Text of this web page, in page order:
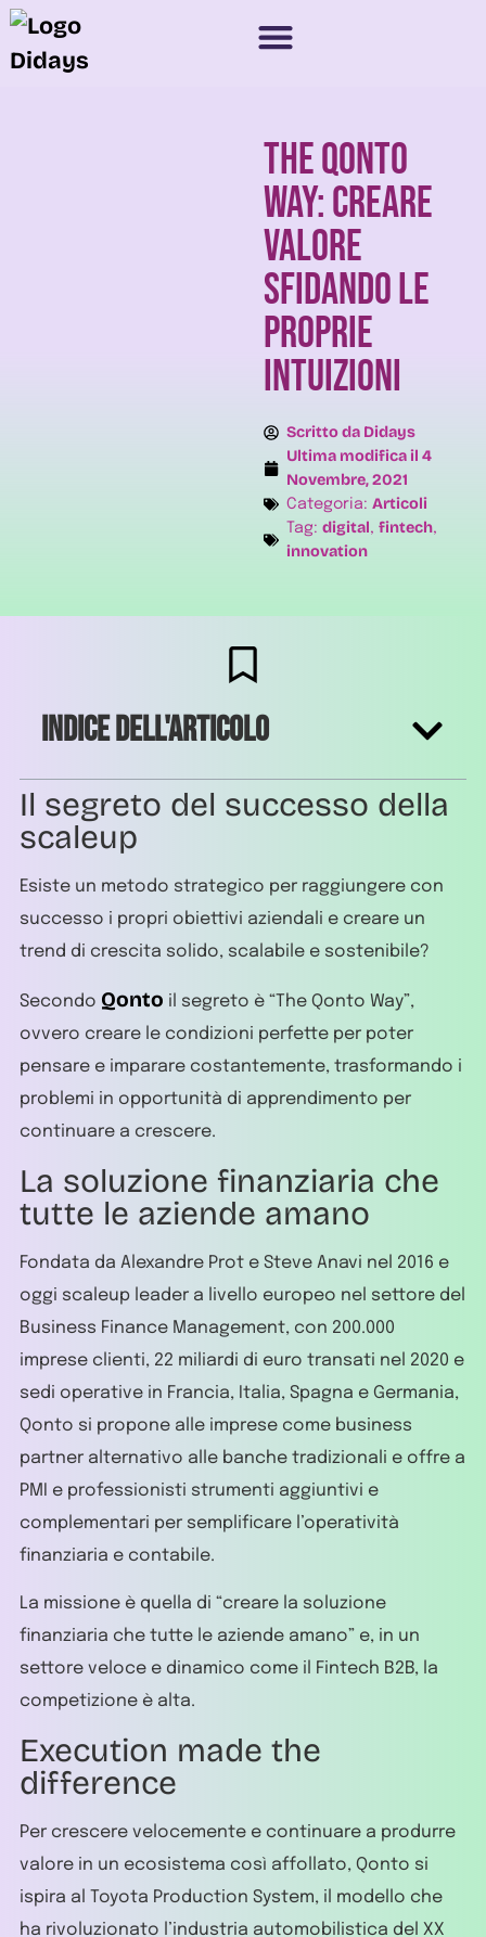
The Qonto
Way: creare
valore
sfidando le
proprie
intuizioni
Scritto da Didays
Ultima modifica il 4
Novembre, 2021
Categoria: Articoli
Tag: digital, fintech,
innovation
Indice dell'articolo
Il segreto del successo della
scaleup
Esiste un metodo strategico per raggiungere con
successo i propri obiettivi aziendali e creare un
trend di crescita solido, scalabile e sostenibile?
Secondo Qonto il segreto è “The Qonto Way”,
ovvero creare le condizioni perfette per poter
pensare e imparare costantemente, trasformando i
problemi in opportunità di apprendimento per
continuare a crescere.
La soluzione finanziaria che
tutte le aziende amano
Fondata da Alexandre Prot e Steve Anavi nel 2016 e
oggi scaleup leader a livello europeo nel settore del
Business Finance Management, con 200.000
imprese clienti, 22 miliardi di euro transati nel 2020 e
sedi operative in Francia, Italia, Spagna e Germania,
Qonto si propone alle imprese come business
partner alternativo alle banche tradizionali e offre a
PMI e professionisti strumenti aggiuntivi e
complementari per semplificare l’operatività
finanziaria e contabile.
La missione è quella di “creare la soluzione
finanziaria che tutte le aziende amano” e, in un
settore veloce e dinamico come il Fintech B2B, la
competizione è alta.
Execution made the
difference
Per crescere velocemente e continuare a produrre
valore in un ecosistema così affollato, Qonto si
ispira al Toyota Production System, il modello che
ha rivoluzionato l’industria automobilistica del XX